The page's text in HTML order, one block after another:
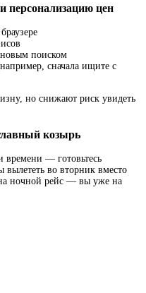
персонализацию цен
поиском
сначала ищите с
но снижают риск увидеть
козырь
времени — готовьтесь
во вторник вместо
ночной рейс — вы уже на